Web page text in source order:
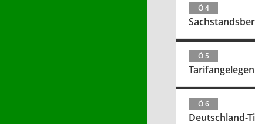
Ö 4
Ö 5
Ö 6
Deutschland-